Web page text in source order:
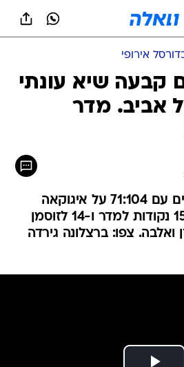
אירופי
קבעה שיא עונתי
אביב. מדר
הסרבים הוציאו עצבים עם 71:104 על איגוקאה
בליגה האדריאטית. 15 נקודות למדר ו-14 לזוסמן
ואלבה. צפו: ברצלונה גירדה